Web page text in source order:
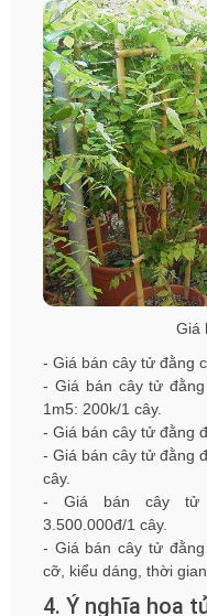
Giá
- Giá bán cây tử đằng
- Giá bán cây tử
1m5: 200k/1 cây.
- Giá bán cây tử đằng
- Giá bán cây tử đằng
cây.
- Giá bán cây tử
3.500.000đ/1 cây.
- Giá bán cây tử
cỡ, kiểu dáng, thời gian
4. Ý nghĩa hoa